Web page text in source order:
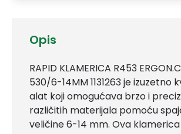
Opis
RAPID KLAMERICA R453
530/6-14MM 1131263 je izuzetno
alat koji omogućava brzo i
različitih materijala pomoću
veličine 6-14 mm. Ova